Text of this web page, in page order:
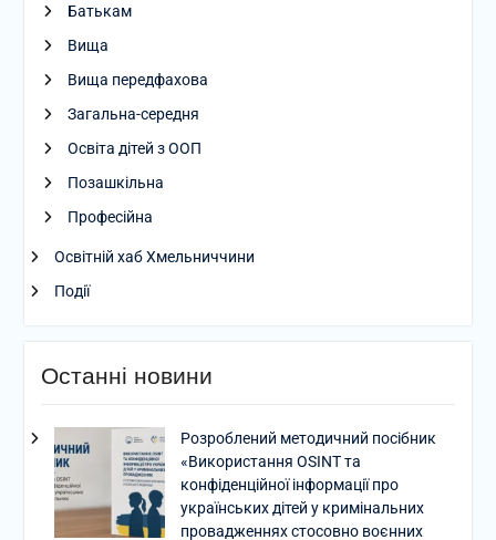
Батькам
Вища
Вища передфахова
Загальна-середня
Освіта дітей з ООП
Позашкільна
Професійна
Освітній хаб Хмельниччини
Події
Останні новини
Розроблений методичний посібник
«Використання OSINT та
конфіденційної інформації про
українських дітей у кримінальних
провадженнях стосовно воєнних